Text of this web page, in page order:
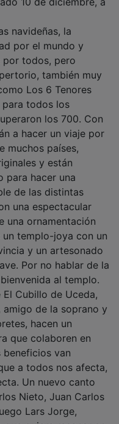
la
por el mundo y
todos, pero
también muy
Los 6 Tenores
todos los
los 700. Con
a hacer un viaje por
muchos países,
y están
hacer una
de las distintas
una espectacular
ornamentación
templo-joya con un
y un artesonado
Por no hablar de la
al templo.
Cubillo de Uceda,
de la soprano y
hacen un
que colaboren en
van
a todos nos afecta,
Un nuevo canto
Nieto, Juan Carlos
Lars Jorge,
quiere resonar en